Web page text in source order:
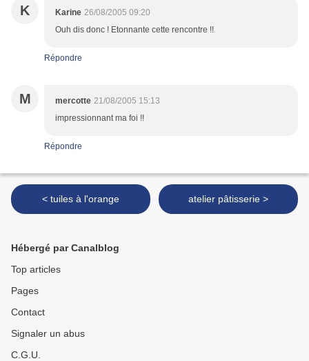
K Karine 26/08/2005 09:20
Ouh dis donc ! Etonnante cette rencontre !!
Répondre
M mercotte 21/08/2005 15:13
impressionnant ma foi !!
Répondre
< tuiles à l'orange atelier pâtisserie >
Hébergé par Canalblog
Top articles
Pages
Contact
Signaler un abus
C.G.U.